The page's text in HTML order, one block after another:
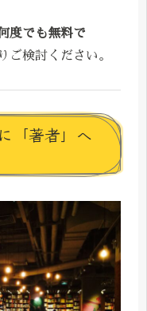
度でも無料で
ご検討ください。
「著者」へ